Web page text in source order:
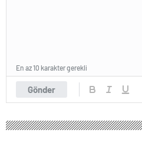
Gönder
En az 10 karakter gerekli